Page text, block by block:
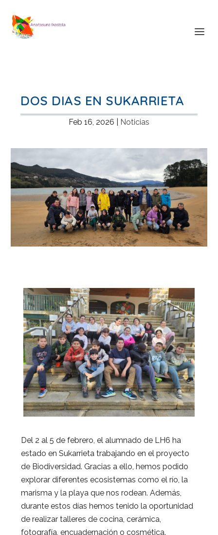
DOS DIAS EN SUKARRIETA
Feb 16, 2026 Noticias
Del 2 al 5 de febrero, el alumnado de LH6 ha
estado en Sukarrieta trabajando en el proyecto
de Biodiversidad. Gracias a ello, hemos podido
explorar diferentes ecosistemas como el río, la
marisma y la playa que nos rodean. Además,
durante estos días hemos tenido la oportunidad
de realizar talleres de cocina, cerámica,
fotografía, encuadernación o cosmética.